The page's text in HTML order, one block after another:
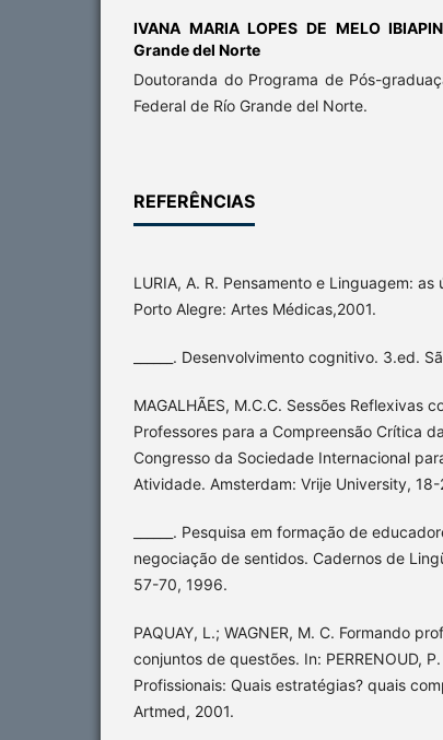
IVANA MARIA LOPES DE MELO
Grande del Norte
Doutoranda do Programa de Pós-
Federal de Río Grande del Norte.
REFERÊNCIAS
LURIA, A. R. Pensamento e Linguagem:
Porto Alegre: Artes Médicas,2001.
______. Desenvolvimento cognitivo. 3.ed.
MAGALHÃES, M.C.C. Sessões Reflexivas
Professores para a Compreensão Crítica
Congresso da Sociedade Internacional
Atividade. Amsterdam: Vrije University,
______. Pesquisa em formação de
negociação de sentidos. Cadernos de
57-70, 1996.
PAQUAY, L.; WAGNER, M. C. Formando
conjuntos de questões. In: PERRENOUD,
Profissionais: Quais estratégias? quais
Artmed, 2001.